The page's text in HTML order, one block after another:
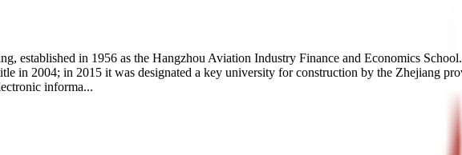
in 1956 as the Hangzhou Aviation Industry Finance and Economics
in 2004; in 2015 it was designated a key university for construction by the Zhejiang
informa...